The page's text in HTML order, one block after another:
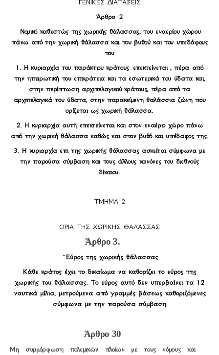
ΓΕΝΙΚΕΣ ∆ΙΑΤΑΞΕΙΣ
Άρθρο 2
Νομικό καθεστώς της χωρικής θάλασσας, του εναερίου χώρου
πάνω από την χωρική θάλασσα και του βυθού και του υπεδάφους
του
1. Η κυριαρχία του παράκτιου κράτους επεκτείνεται , πέρα από
την ηπειρωτική του επικράτεια και τα εσωτερικά του ύδατα και,
στην περίπτωση αρχιπελαγικού κράτους, πέρα από τα
αρχιπελαγικά του ύδατα, στην παρακείμενη θαλάσσια ζώνη που
ορίζεται ως χωρική θάλασσα.
2. Η κυριαρχία αυτή επεκτείνεται και στον εναέριο χώρο πάνω
από την χωρική θάλασσα καθώς και στον βυθό και υπέδαφος της.
3. Η κυριαρχία επι της χωρικής θάλασσας ασκείται σύμφωνα με
την παρούσα σύμβαση και τους άλλους κανόνες του διεθνούς
δίκαιου.
ΤΜΗΜΑ 2
ΟΡΙΑ ΤΗΣ ΧΩΡΙΚΗΣ ΘΑΛΑΣΣΑΣ
Άρθρο 3.
¨Εύρος της χωρικής θάλασσας
Κάθε κράτος έχει το δικαίωμα να καθορίζει το εύρος της
χωρικής του θάλασσας. Το εύρος αυτό δεν υπερβαίνει τα 12
ναυτικά μίλια, μετρούμενα από γραμμές βάσεως καθοριζόμενες
σύμφωνα με την παρούσα σύμβαση
Άρθρο 30
Μη συμμόρφωση πολεμικών πλοίων με τους νόμους και